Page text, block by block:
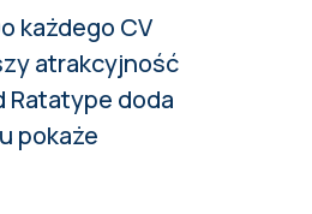
każdego CV
atrakcyjność
Ratatype doda
pokaże